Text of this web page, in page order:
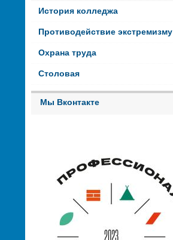
История колледжа
Противодействие экстремизму
Охрана труда
Столовая
Мы Вконтакте